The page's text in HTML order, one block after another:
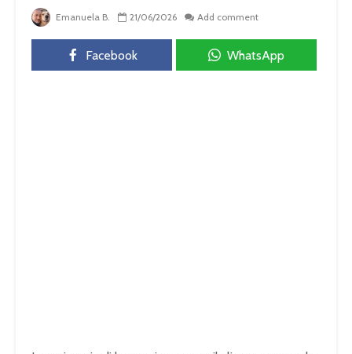
Emanuela B. 21/06/2026 Add comment
Facebook WhatsApp